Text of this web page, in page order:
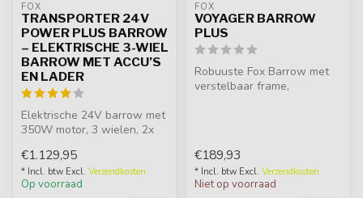
FOX
TRANSPORTER 24V
POWER PLUS BARROW
– ELEKTRISCHE 3-WIEL
BARROW MET ACCU’S
EN LADER
Elektrische 24V barrow met
350W motor, 3 wielen, 2x
uitsc...
€1.129,95
* Incl. btw Excl. Verzendkosten
Op voorraad
FOX
VOYAGER BARROW
PLUS
Robuuste Fox Barrow met
verstelbaar frame,
€189,93
* Incl. btw Excl. Verzendkosten
Niet op voorraad